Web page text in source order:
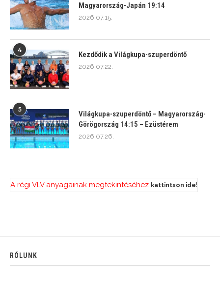
Magyarország-Japán 19:14
2026.07.15.
4
Kezdődik a Világkupa-szuperdöntő
2026.07.22.
5
Világkupa-szuperdöntő – Magyarország-
Görögország 14:15 – Ezüstérem
2026.07.26.
A régi VLV anyagainak megtekintéséhez kattintson ide!
RÓLUNK